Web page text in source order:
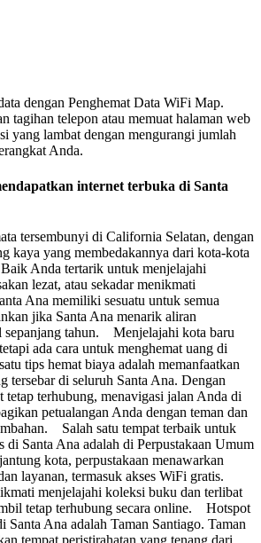
dengan Penghemat Data WiFi Map.
tagihan telepon atau memuat halaman web
yang lambat dengan mengurangi jumlah
Anda.
internet terbuka di Santa
tersembunyi di California Selatan, dengan
kaya yang membedakannya dari kota-kota
Anda tertarik untuk menjelajahi
lezat, atau sekadar menikmati
Ana memiliki sesuatu untuk semua
jika Santa Ana menarik aliran
sepanjang tahun. Menjelajahi kota baru
ada cara untuk menghemat uang di
tips hemat biaya adalah memanfaatkan
tersebar di seluruh Santa Ana. Dengan
tetap terhubung, menavigasi jalan Anda di
petualangan Anda dengan teman dan
Salah satu tempat terbaik untuk
di Santa Ana adalah di Perpustakaan Umum
kota, perpustakaan menawarkan
layanan, termasuk akses WiFi gratis.
menjelajahi koleksi buku dan terlibat
tetap terhubung secara online. Hotspot
Ana adalah Taman Santiago. Taman
tempat peristirahatan yang tenang dari